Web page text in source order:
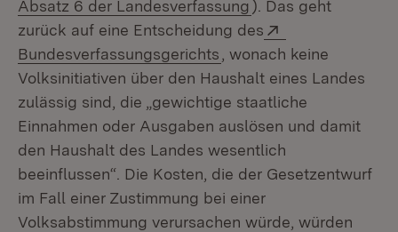
Absatz 6 der Landesverfassung). Das geht
zurück auf eine Entscheidung des
Bundesverfassungsgerichts (Öffnet in neuem
, wonach keine
Volksinitiativen über den Haushalt eines Landes
zulässig sind, die „gewichtige staatliche
Einnahmen oder Ausgaben auslösen und damit
den Haushalt des Landes wesentlich
beeinflussen“. Die Kosten, die der Gesetzentwurf
im Fall einer Zustimmung bei einer
Volksabstimmung verursachen würde, würden